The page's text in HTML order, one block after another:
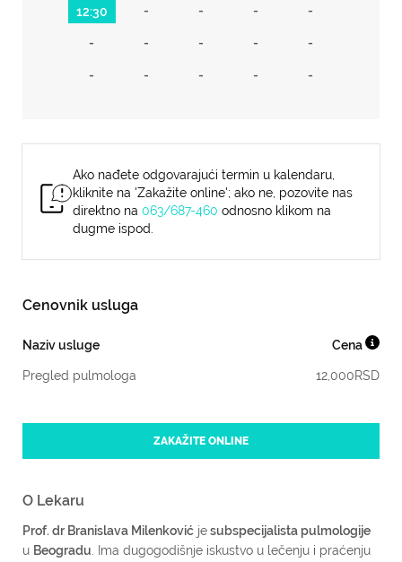
12:30
-
-
-
-
-
-
-
-
-
-
-
-
-
-
Ako nađete odgovarajući termin u kalendaru,
kliknite na 'Zakažite online'; ako ne, pozovite nas
direktno na 063/687-460 odnosno klikom na
dugme ispod.
Cenovnik usluga
Naziv usluge Cena
Pregled pulmologa 12,000RSD
ZAKAŽITE ONLINE
O Lekaru
Prof. dr Branislava Milenković jesubspecijalista pulmologije
u Beogradu . Ima dugogodišnje iskustvo u lečenju i praćenju